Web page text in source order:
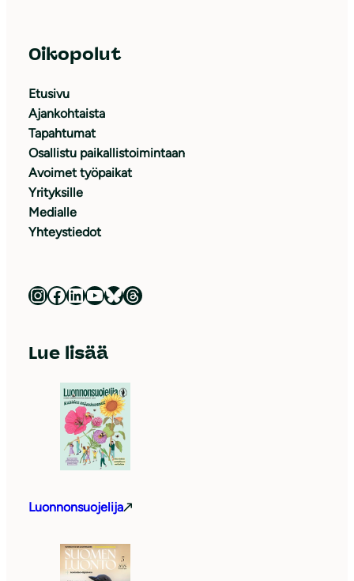
Oikopolut
Etusivu
Ajankohtaista
Tapahtumat
Osallistu paikallistoimintaan
Avoimet työpaikat
Yrityksille
Medialle
Yhteystiedot
Luonnonsuojeluliitto Instagramissa Luonnonsuojeluliitto Facebookissa Luonnonsuojeluliitto LinkedInissä Luonnonsuojeluliiton YouTube-kanava Luonnonsuojeluliitto Blueskyssa Luonnonsuojeluliitto Threadsissa
Lue lisää
Luonnonsuojelija